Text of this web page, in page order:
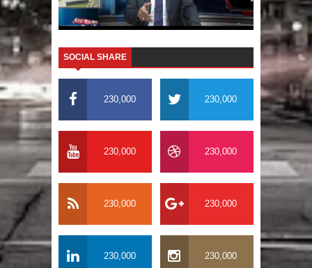
SOCIAL SHARE
230,000 230,000
230,000 230,000
230,000 230,000
230,000 230,000